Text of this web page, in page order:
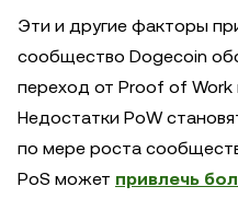
Эти и другие факторы
сообщество Dogecoin
переход от Proof of Work
Недостатки PoW
по мере роста
PoS может привлечь